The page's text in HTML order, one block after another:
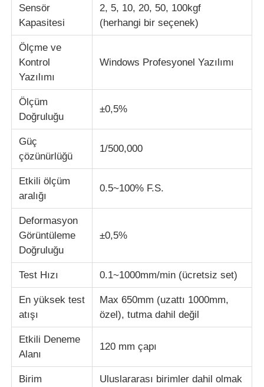
Darbe Test Cihazı
aşınma test makinesi
kauçuk test cihazları
Ayakkabı Test Cihazları
İnşaat malzemeleri test ekipmanları
Ambalaj testi ekipmanları
Yapıştırıcı deneme ekipmanları
Sıcaklık ve Nem Kontrol Cihazı
Sertlik denetleyicisi
Sensör
Kapasitesi
2, 5, 10, 20, 50, 100kgf
(herhangi bir seçenek)
Ölçme ve
Kontrol
Yazılımı
Windows Profesyonel Yazılımı
Ölçüm
Doğruluğu
±0,5%
Güç
çözünürlüğü
1/500,000
Etkili ölçüm
aralığı
0.5~100% F.S.
Deformasyon
Görüntüleme
Doğruluğu
±0,5%
Test Hızı 0.1~1000mm/min (ücretsiz set)
En yüksek test
atışı
Max 650mm (uzattı 1000mm,
özel), tutma dahil değil
Etkili Deneme
Alanı
120 mm çapı
Birim
Uluslararası birimler dahil olmak